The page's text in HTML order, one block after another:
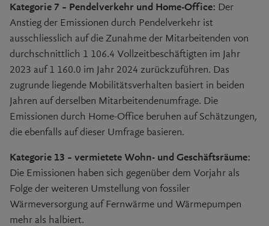
Kategorie 7 – Pendelverkehr und Home-Office: Der
Anstieg der Emissionen durch Pendelverkehr ist
ausschliesslich auf die Zunahme der Mitarbeitenden von
durchschnittlich 1 106.4 Vollzeitbeschäftigten im Jahr
2023 auf1 160.0 im Jahr 2024 zurückzuführen. Das
zugrunde liegende Mobilitätsverhalten basiert in beiden
Jahren auf derselben Mitarbeitendenumfrage. Die
Emissionen durch Home-Office beruhen auf Schätzungen,
die ebenfalls auf dieser Umfrage basieren.
Kategorie 13 – vermietete Wohn- und Geschäftsräume:
Die Emissionen haben sich gegenüber dem Vorjahr als
Folge der weiteren Umstellung von fossiler
Wärmeversorgung auf Fernwärme und Wärmepumpen
mehr als halbiert.